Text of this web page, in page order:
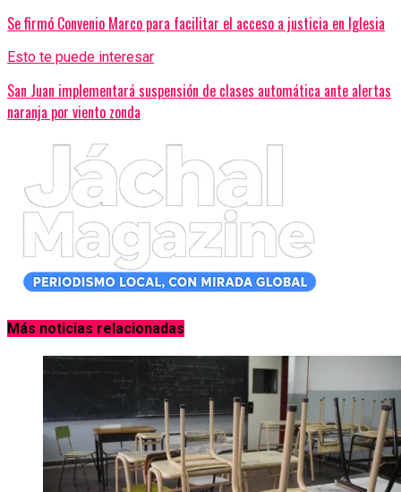
Se firmó Convenio Marco para facilitar el acceso a justicia en Iglesia
Esto te puede interesar
San Juan implementará suspensión de clases automática ante alertas
naranja por viento zonda
Más noticias relacionadas